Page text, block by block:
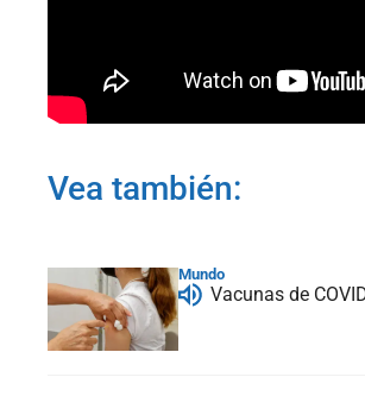
Vea también:
Mundo
Vacunas de